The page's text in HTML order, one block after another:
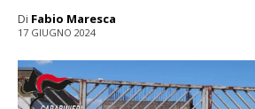
Di Fabio Maresca
17 GIUGNO 2024